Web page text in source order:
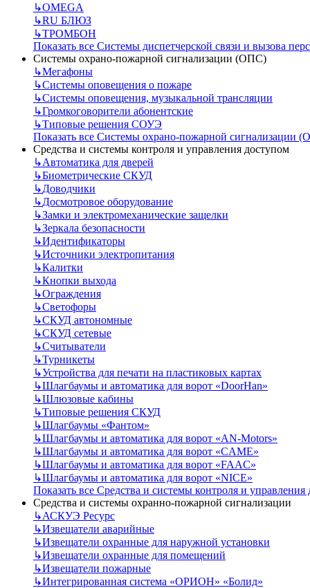
↳OMEGA
↳RU БЛЮЗ
↳ТРОМБОН
Показать все Системы диспетчерской связи и вызова
Системы охрано-пожарной сигнализации (ОПС)
↳Мегафоны
↳Системы оповещения о пожаре
↳Системы оповещения, музыкальной трансляции
↳Громкоговорители абонентские
↳Типовые решения СОУЭ
Показать все Системы охрано-пожарной сигнализации
Средства и системы контроля и управления доступом
↳Автоматика для дверей
↳Биометрические СКУД
↳Доводчики
↳Досмотровое оборудование
↳Замки и электромеханические защелки
↳Зеркала безопасности
↳Идентификаторы
↳Источники электропитания
↳Калитки
↳Кнопки выхода
↳Ограждения
↳Светофоры
↳СКУД автономные
↳СКУД сетевые
↳Считыватели
↳Турникеты
↳Устройства для печати на пластиковых картах
↳Шлагбаумы и автоматика для ворот «DoorHan»
↳Шлюзовые кабины
↳Типовые решения СКУД
↳Шлагбаумы «Фантом»
↳Шлагбаумы и автоматика для ворот «AN-Motors»
↳Шлагбаумы и автоматика для ворот «CAME»
↳Шлагбаумы и автоматика для ворот «FAAC»
↳Шлагбаумы и автоматика для ворот «NICE»
Показать все Средства и системы контроля и управления
Средства и системы охранно-пожарной сигнализации
↳АСКУЭ Ресурс
↳Извещатели аварийные
↳Извещатели охранные для наружной установки
↳Извещатели охранные для помещений
↳Извещатели пожарные
↳Интегрированная система «ОРИОН» «Болид»